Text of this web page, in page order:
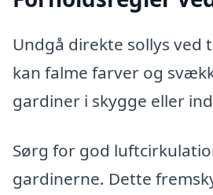
Undgå direkte sollys ved
kan falme farver og
gardiner i skygge eller
Sørg for god
gardinerne. Dette